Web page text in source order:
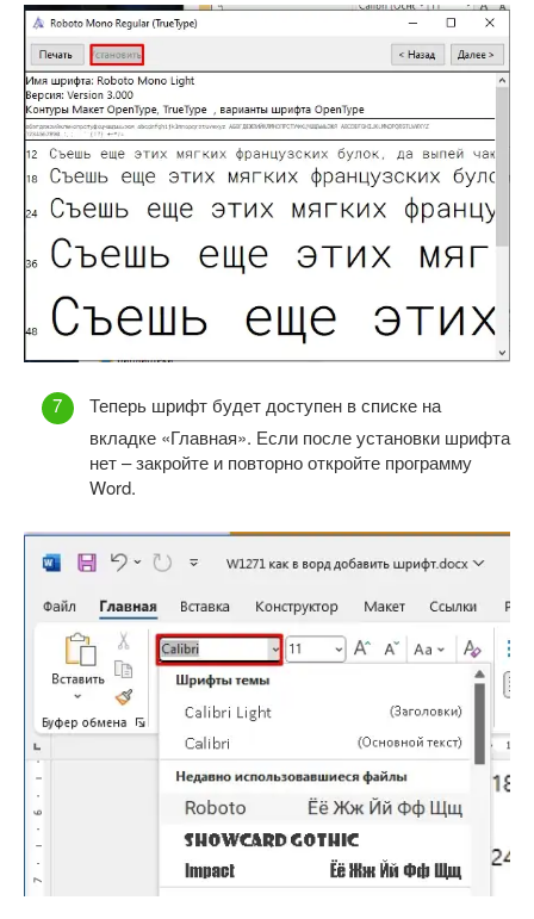
Теперь шрифт будет доступен в списке на
вкладке «Главная». Если после установки шрифта
нет – закройте и повторно откройте программу
Word.